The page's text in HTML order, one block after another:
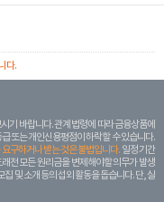
다.
기 바랍니다. 관계 법령에 따라 금융상품에
또는 개인신용평점이 하락할 수 있습니다.
구하거나 받는 것은 불법입니다. 일정 기간
전 모든 원리금을 변제해야할 의무가 발생
및 소개 등의 섭외 활동을 돕습니다. 단, 실